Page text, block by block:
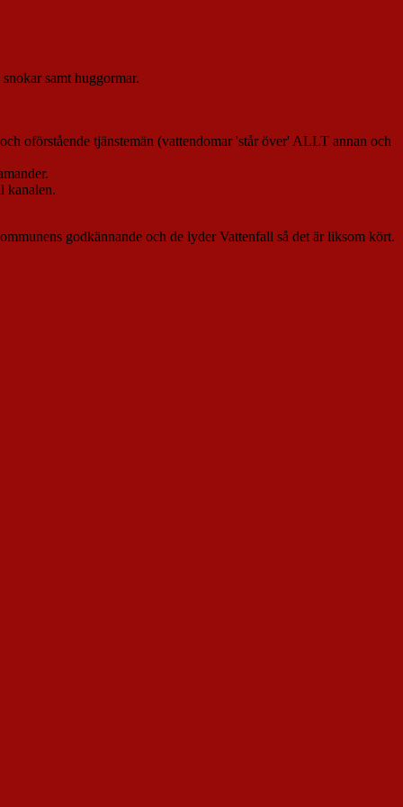
samt huggormar.
oförstående tjänstemän (vattendomar 'står över' ALLT annan och
kanalen.
godkännande och de lyder Vattenfall så det är liksom kört.